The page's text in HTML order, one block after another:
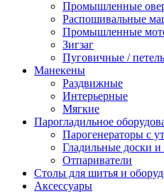
Промышленные
Распошивальные
Промышленные
Зигзаг
Пуговичные /
Манекены
Раздвижные
Интерьерные
Мягкие
Парогладильное
Парогенераторы с
Гладильные доски и
Отпариватели
Столы для шитья и
Аксессуары